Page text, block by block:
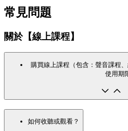
常見問題
關於【線上課程】
購買線上課程（包含：聲音課程
使用期
如何收聽或觀看？